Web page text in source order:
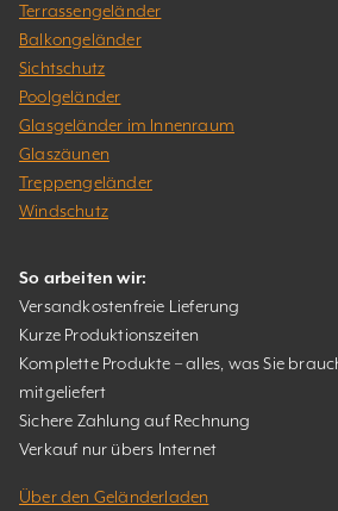
Terrassengeländer
Balkongeländer
Sichtschutz
Poolgeländer
Glasgeländer im Innenraum
Glaszäunen
Treppengeländer
Windschutz
So arbeiten wir:
Versandkostenfreie Lieferung
Kurze Produktionszeiten
Komplette Produkte – alles, was Sie
mitgeliefert
Sichere Zahlung auf Rechnung
Verkauf nur übers Internet
Über den Geländerladen